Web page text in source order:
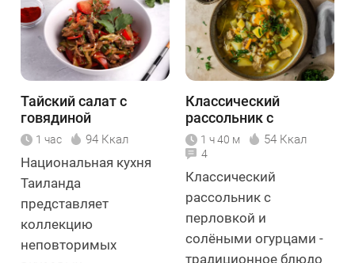
Тайский салат с
говядиной
1 час 94 Ккал
Национальная кухня
Таиланда
представляет
коллекцию
неповторимых
Классический
рассольник с
перловкой и
солёными огурцами
1 ч 40 м 54 Ккал
4
Классический
рассольник с
перловкой и
солёными огурцами -
традиционное блюдо